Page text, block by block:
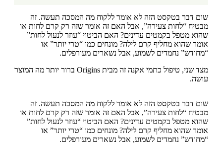
שום דבר בטקסט הזה לא אומר ללקוח מה המסכה תעשה. זה
מבטיח “לחות צעירה”, אבל האם זה אומר שזה רק קרם לחות או
שהוא מטפל בקמטים עדינים? האם הביטוי “עוזר לנעול לחות”
אומר שהוא מחליף קרם לילה? מונחים כמו “טרי יותר” או
“מחודש” נחמדים לשמוע, אבל נשארים מעורפלים.
מצד שני, טיפול כתמי אקנה זה מבית Origins ברור יותר מה המוצר
עושה.
שום דבר בטקסט הזה לא אומר ללקוח מה המסכה תעשה. זה
מבטיח “לחות צעירה”, אבל האם זה אומר שזה רק קרם לחות או
שהוא מטפל בקמטים עדינים? האם הביטוי “עוזר לנעול לחות”
אומר שהוא מחליף קרם לילה? מונחים כמו “טרי יותר” או
“מחודש” נחמדים לשמוע, אבל נשארים מעורפלים.